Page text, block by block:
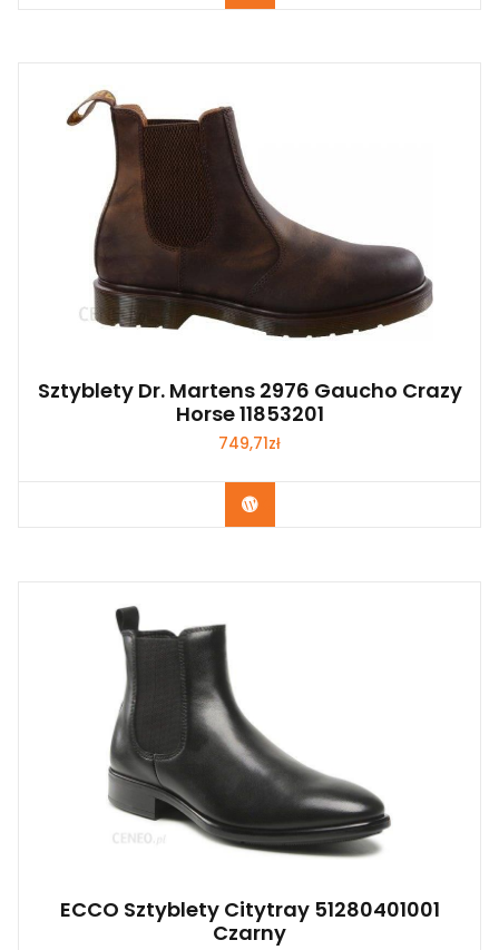
Sztyblety Dr. Martens 2976 Gaucho Crazy
Horse 11853201
749,71zł
Kup Teraz
ECCO Sztyblety Citytray 51280401001
Czarny